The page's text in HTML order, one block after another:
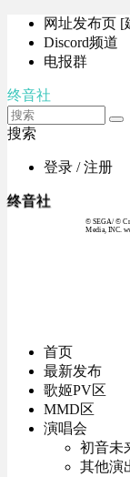
网址发布页 [
Discord频道
电报群
终音社
搜索
登录 / 注册
终音社
© SEGA / ©
Media, INC.
首页
最新发布
歌姬PV区
MMD区
演唱会
初音未
其他演